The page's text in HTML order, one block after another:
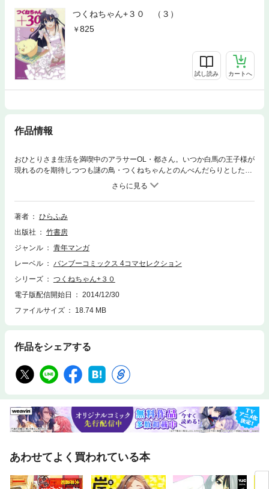
つくねちゃん+３０ （３）
825
試し読み カートへ
作品情報
おひとりさま生活を満喫中のアラサーOL・都さん。いつか白馬の王子様が
現れるのを期待しつつも謎の鳥・つくねちゃんとのんべんだらりとした毎
日。そんな中、ひょんなきっかけで戦国系草食男子と知り合ったのはいい
ものの……。松戸都、30歳。天下無敵のおひとりさま。いつだって戦う準
備できてます。
著者
ひらふみ
出版社
竹書房
ジャンル
青年マンガ
レーベル
バンブーコミックス 4コマセレクション
シリーズ
つくねちゃん+３０
電子版配信開始日
2014/12/30
ファイルサイズ
18.74 MB
作品をシェアする
あわせてよく買われている本